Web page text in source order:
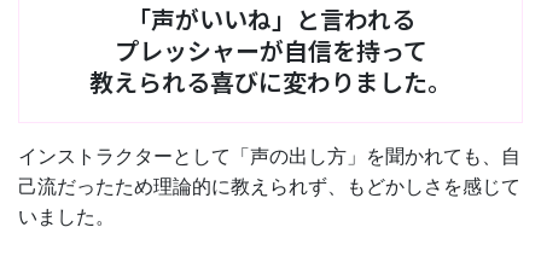
「声がいいね」と言われる
プレッシャーが自信を持って
教えられる喜びに変わりました。
インストラクターとして「声の出し方」を聞かれても、自
己流だったため理論的に教えられず、もどかしさを感じて
いました。